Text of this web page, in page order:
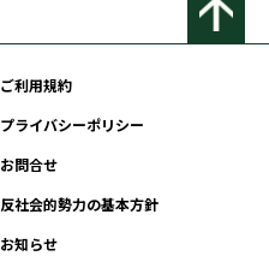
ご利用規約
プライバシーポリシー
お問合せ
反社会的勢力の基本方針
お知らせ